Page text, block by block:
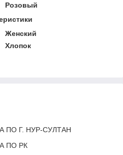
Розовый
Женский
Хлопок
ПО Г. НУР-СУЛТАН
ПО РК